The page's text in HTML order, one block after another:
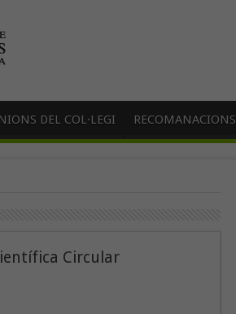
DEL COL·LEGI RECOMANACIONS
Circular